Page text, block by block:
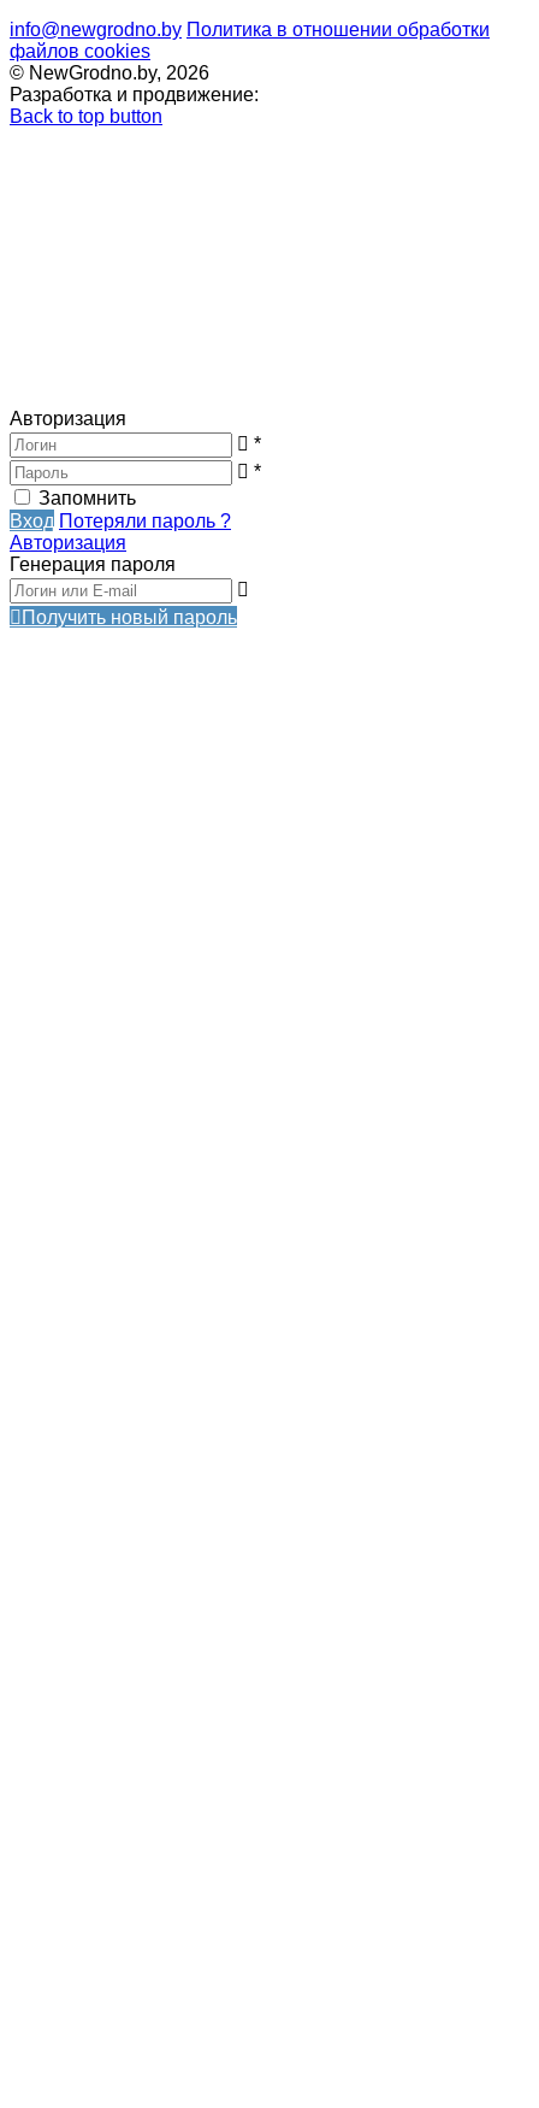
info@newgrodno.by Политика в отношении обработки
файлов cookies
© NewGrodno.by, 2026
Разработка и продвижение:
Back to top button
Авторизация
*
*
Запомнить
Вход Потеряли пароль ?
Авторизация
Генерация пароля
Получить новый пароль